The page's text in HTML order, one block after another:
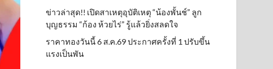
ข่าวล่าสุด!! เปิดสาเหตุอุบัติเหตุ “น้องพั้นช์” ลูก
บุญธรรม “ก้อง ห้วยไร่” รู้แล้วยิ่งสลดใจ
ราคาทองวันนี้ 6 ส.ค.69 ประกาศครั้งที่ 1 ปรับขึ้น
แรงเป็นพัน